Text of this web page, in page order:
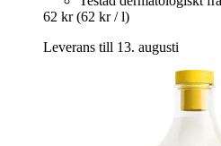
62 kr (62 kr / l)
Leverans till 13. augusti